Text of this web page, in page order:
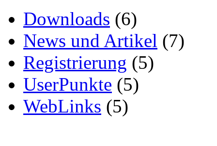
Downloads (6)
News und Artikel (7)
Registrierung (5)
UserPunkte (5)
WebLinks (5)